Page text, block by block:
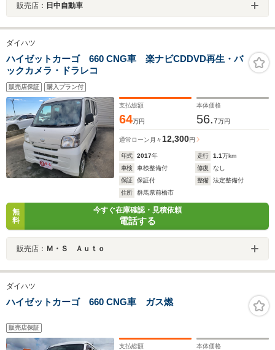
販売店： 日中自動車
ダイハツ
ハイゼットカーゴ 660 CNG車 楽ナビCDDVD再生・バ
ックカメラ・ドラレコ
販売店保証 購入プラン付
支払総額
64万円
本体価格
56.7万円
通常ローン 月々 12,300円
年式 2017年 走行 1.1万km
車検
車検整備付 修復
なし
保証
保証付 整備
法定整備付
住所
群馬県前橋市
無
料
今すぐ在庫確認・見積依頼
電話する
販売店： Ｍ・Ｓ Ａｕｔｏ
ダイハツ
ハイゼットカーゴ 660 CNG車 ガス燃
販売店保証
支払総額 本体価格